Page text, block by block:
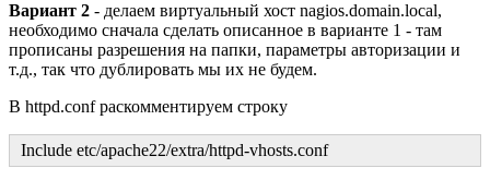
Вариант 2 - делаем виртуальный хост nagios.domain.local,
необходимо сначала сделать описанное в варианте 1 - там
прописаны разрешения на папки, параметры авторизации и
т.д., так что дублировать мы их не будем.
В httpd.conf раскомментируем строку
Include etc/apache22/extra/httpd-vhosts.conf